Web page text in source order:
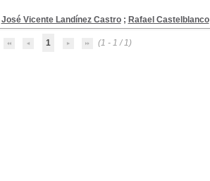
José Vicente Landínez Castro; Rafael Castelblanco
1 (1 - 1 / 1)